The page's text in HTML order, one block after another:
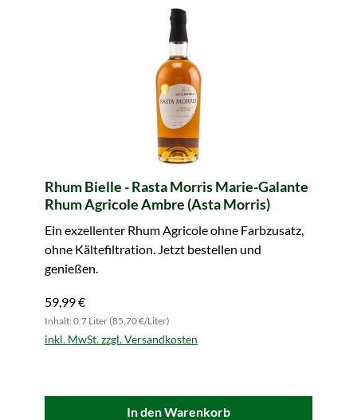
Rhum Bielle - Rasta Morris Marie-Galante
Rhum Agricole Ambre (Asta Morris)
Ein exzellenter Rhum Agricole ohne Farbzusatz,
ohne Kältefiltration. Jetzt bestellen und
genießen.
59,99 €
Inhalt: 0.7 Liter (85,70 €/Liter)
inkl. MwSt. zzgl. Versandkosten
In den Warenkorb